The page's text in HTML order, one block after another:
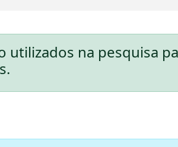
utilizados na pesquisa